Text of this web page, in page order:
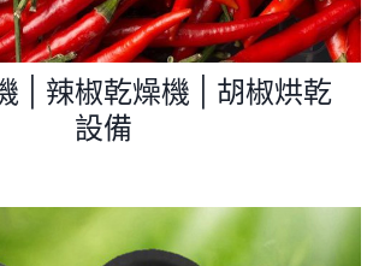
| 辣椒乾燥機 | 胡椒烘乾
設備